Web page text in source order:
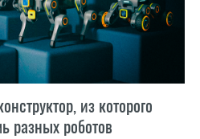
из которого
разных роботов